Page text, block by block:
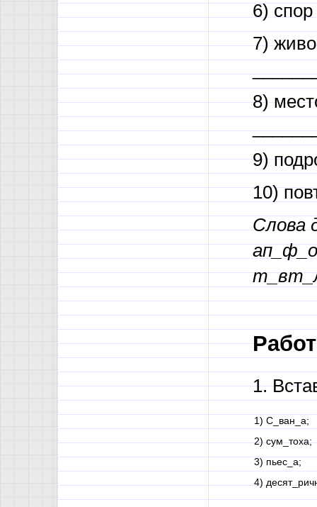
6)
7)
8)
9)
10)
Слова
1.
1) С_ван_а;
2) сум_тоха;
3) пьес_а;
4)